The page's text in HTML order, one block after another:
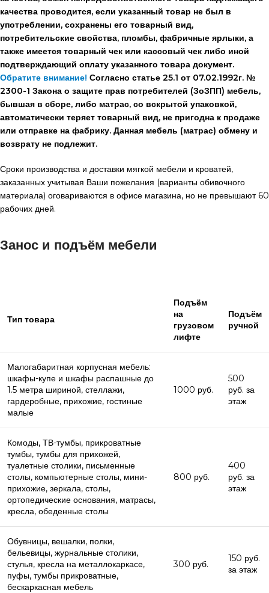
качества проводится, если указанный товар не был в
употреблении, сохранены его товарный вид,
потребительские свойства, пломбы, фабричные ярлыки, а
также имеется товарный чек или кассовый чек либо иной
подтверждающий оплату указанного товара документ.
Обратите внимание! Согласно статье 25.1 от 07.02.1992г. №
2300-1 Закона о защите прав потребителей (ЗоЗПП) мебель,
бывшая в сборе, либо матрас, со вскрытой упаковкой,
автоматически теряет товарный вид, не пригодна к продаже
или отправке на фабрику. Данная мебель (матрас) обмену и
возврату не подлежит.
Сроки производства и доставки мягкой мебели и кроватей,
заказанных учитывая Ваши пожелания (варианты обивочного
материала) оговариваются в офисе магазина, но не превышают 60
рабочих дней.
Занос и подъём мебели
Тип товара
Подъём
на
грузовом
лифте
Подъём
ручной
Малогабаритная корпусная мебель:
шкафы-купе и шкафы распашные до
1.5 метра шириной, стеллажи,
гардеробные, прихожие, гостиные
малые
1000 руб.
500
руб. за
этаж
Комоды, ТВ-тумбы, прикроватные
тумбы, тумбы для прихожей,
туалетные столики, письменные
столы, компьютерные столы, мини-
прихожие, зеркала, столы,
ортопедические основания, матрасы,
кресла, обеденные столы
800 руб.
400
руб. за
этаж
Обувницы, вешалки, полки,
бельевицы, журнальные столики,
стулья, кресла на металлокаркасе,
пуфы, тумбы прикроватные,
бескаркасная мебель
300 руб.
150 руб.
за этаж